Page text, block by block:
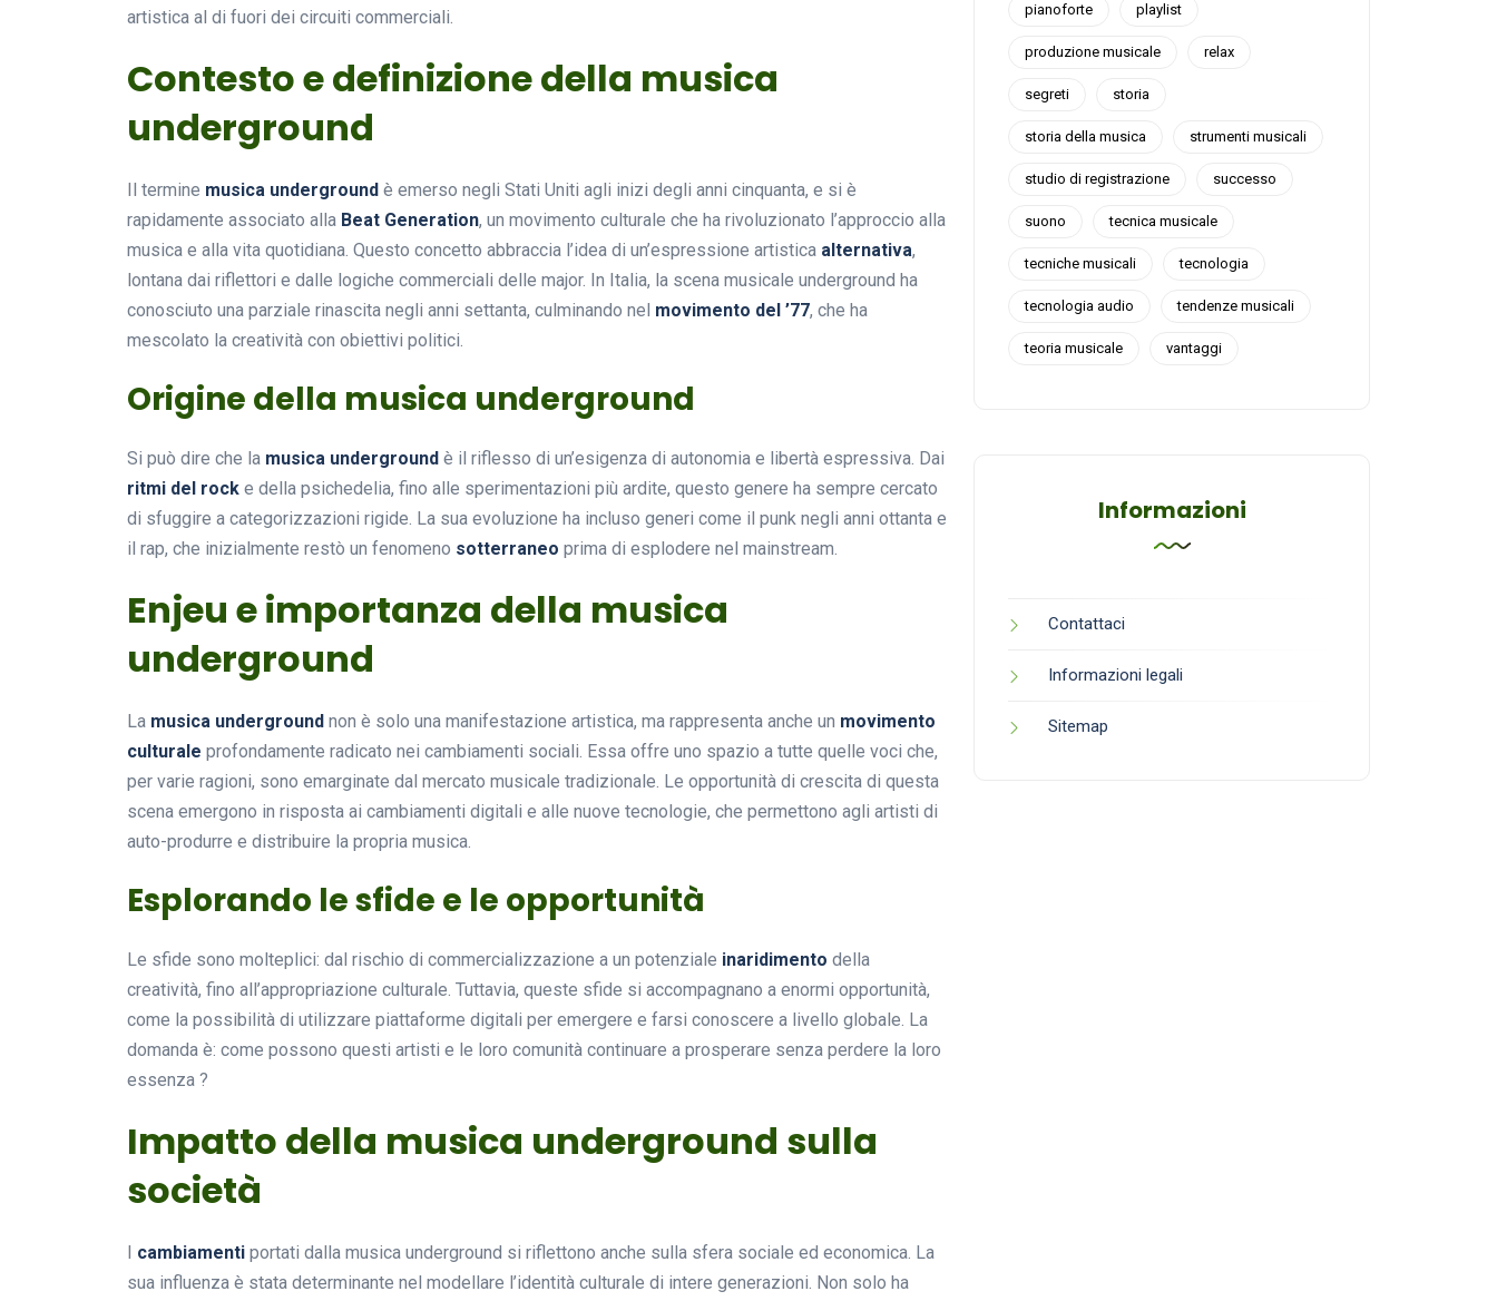
artistica al di fuori dei circuiti commerciali.
Contesto e definizione della musica
underground
Il termine musica underground è emerso negli Stati Uniti agli inizi degli anni cinquanta, e si è
rapidamente associato alla Beat Generation, un movimento culturale che ha rivoluzionato l’approccio alla
musica e alla vita quotidiana. Questo concetto abbraccia l’idea di un’espressione artistica alternativa,
lontana dai riflettori e dalle logiche commerciali delle major. In Italia, la scena musicale underground ha
conosciuto una parziale rinascita negli anni settanta, culminando nel movimento del ’77, che ha
mescolato la creatività con obiettivi politici.
Origine della musica underground
Si può dire che la musica underground è il riflesso di un’esigenza di autonomia e libertà espressiva. Dai
ritmi del rock e della psichedelia, fino alle sperimentazioni più ardite, questo genere ha sempre cercato
di sfuggire a categorizzazioni rigide. La sua evoluzione ha incluso generi come il punk negli anni ottanta e
il rap, che inizialmente restò un fenomeno sotterraneo prima di esplodere nel mainstream.
Enjeu e importanza della musica
underground
La musica underground non è solo una manifestazione artistica, ma rappresenta anche un movimento
culturale profondamente radicato nei cambiamenti sociali. Essa offre uno spazio a tutte quelle voci che,
per varie ragioni, sono emarginate dal mercato musicale tradizionale. Le opportunità di crescita di questa
scena emergono in risposta ai cambiamenti digitali e alle nuove tecnologie, che permettono agli artisti di
auto-produrre e distribuire la propria musica.
Esplorando le sfide e le opportunità
Le sfide sono molteplici: dal rischio di commercializzazione a un potenziale inaridimento della
creatività, fino all’appropriazione culturale. Tuttavia, queste sfide si accompagnano a enormi opportunità,
come la possibilità di utilizzare piattaforme digitali per emergere e farsi conoscere a livello globale. La
domanda è: come possono questi artisti e le loro comunità continuare a prosperare senza perdere la loro
essenza ?
Impatto della musica underground sulla
società
cambiamenti portati dalla musica underground si riflettono anche sulla sfera sociale ed economica. La
sua influenza è stata determinante nel modellare l’identità culturale di intere generazioni. Non solo ha
pianoforte playlist
produzione musicale relax
segreti storia
storia della musica strumenti musicali
studio di registrazione successo
suono tecnica musicale
tecniche musicali tecnologia
tecnologia audio tendenze musicali
teoria musicale vantaggi
Informazioni
Contattaci
Informazioni legali
Sitemap